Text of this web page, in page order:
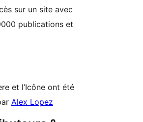
sur un site avec
publications et
et l’Icône ont été
Alex Lopez